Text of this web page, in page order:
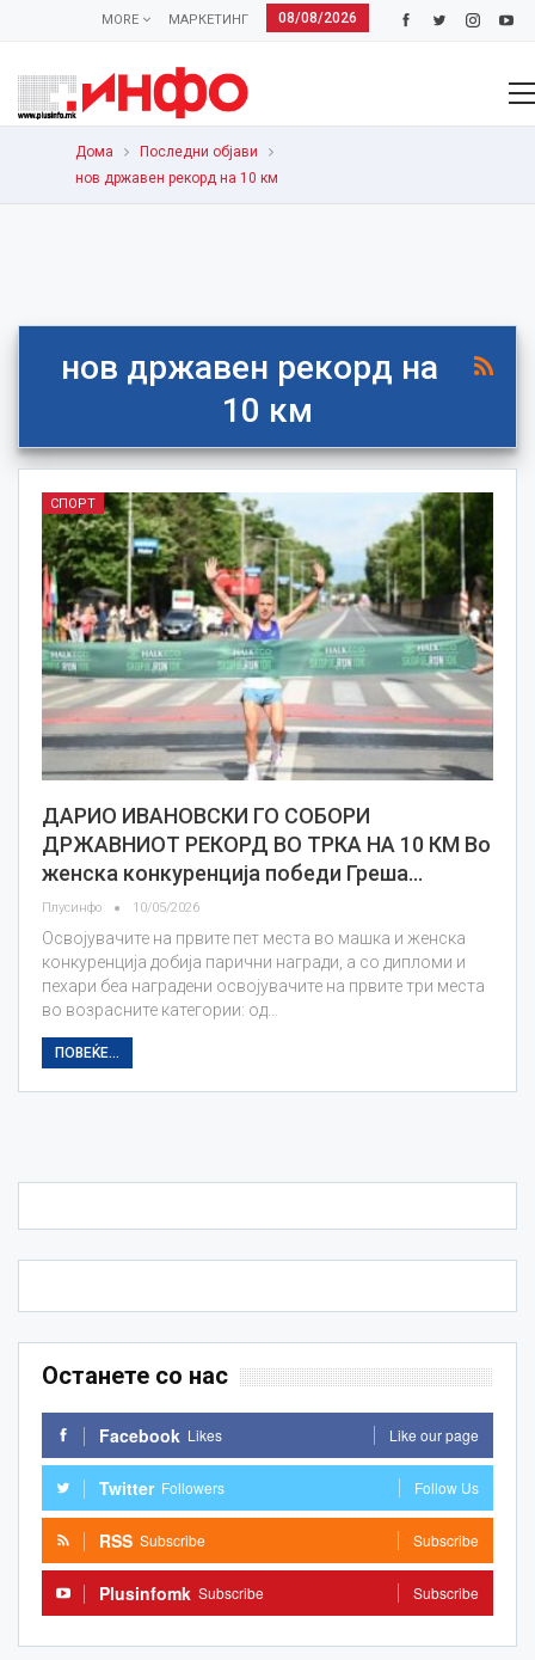
08/08/2026
МАРКЕТИНГ
MORE
Дома
Последни објави
нов државен рекорд на 10 км
нов државен рекорд на
10 км
СПОРТ
ДАРИО ИВАНОВСКИ ГО СОБОРИ
ДРЖАВНИОТ РЕКОРД ВО ТРКА НА 10 КМ Во
женска конкуренција победи Греша…
Плусинфо 10/05/2026
Освојувачите на првите пет места во машка и женска
конкуренција добија парични награди, а со дипломи и
пехари беа наградени освојувачите на првите три места
во возрасните категории: од…
ПОВЕЌЕ...
Останете со нас
Facebook Likes Like our page
Twitter Followers Follow Us
RSS Subscribe Subscribe
Plusinfomk Subscribe Subscribe